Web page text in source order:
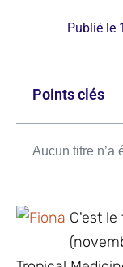
Publié le
Points clés
Aucun titre n’a
C'est